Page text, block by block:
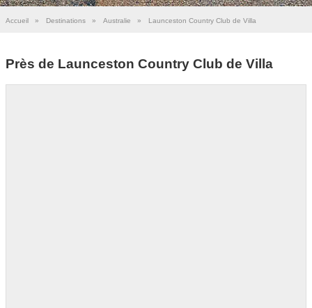
Accueil » Destinations » Australie » Launceston Country Club de Villa
Près de Launceston Country Club de Villa